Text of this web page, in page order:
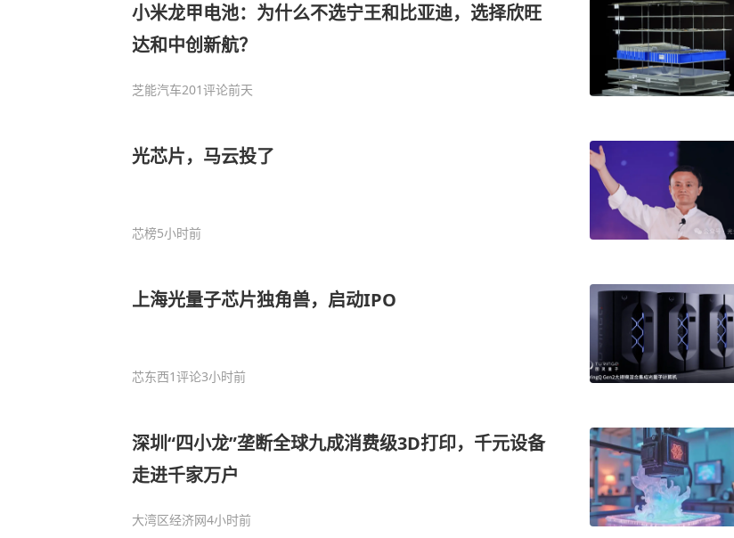
小米龙甲电池：为什么不选宁王和比亚迪，选择欣旺
达和中创新航？
芝能汽车201评论前天
光芯片，马云投了
芯榜5小时前
上海光量子芯片独角兽，启动IPO
芯东西1评论3小时前
深圳“四小龙”垄断全球九成消费级3D打印，千元设备
走进千家万户
大湾区经济网4小时前